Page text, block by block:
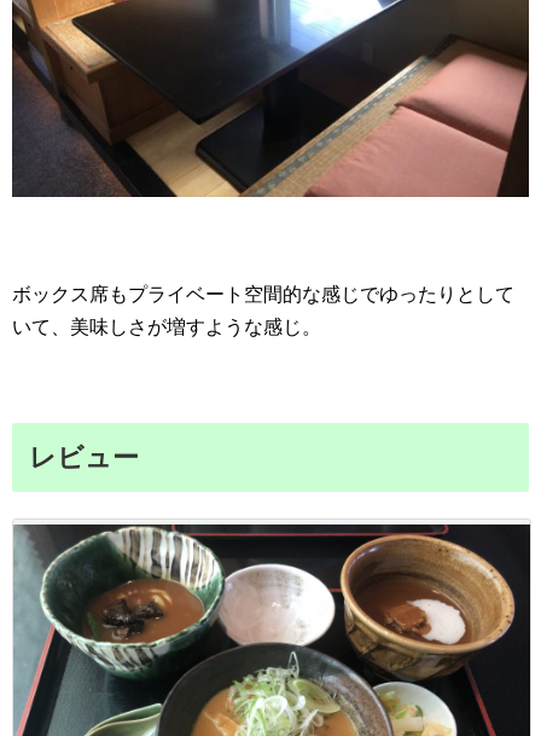
ボックス席もプライベート空間的な感じでゆったりとして
いて、美味しさが増すような感じ。
レビュー